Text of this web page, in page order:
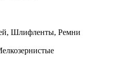
Шлифленты, Ремни